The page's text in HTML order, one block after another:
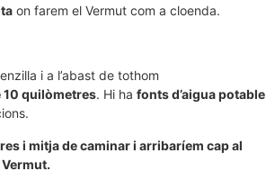
on farem el Vermut com a cloenda.
i a l’abast de tothom
10 quilòmetres. Hi ha fonts d’aigua potable
i mitja de caminar i arribaríem cap al